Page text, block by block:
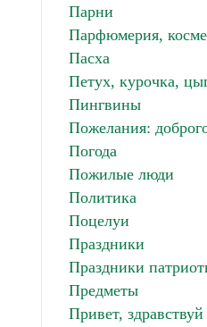
Парни
Парфюмерия,
Пасха
Петух, курочка,
Пингвины
Пожелания:
Погода
Пожилые люди
Политика
Поцелуи
Праздники
Праздники
Предметы
Привет, здравствуй